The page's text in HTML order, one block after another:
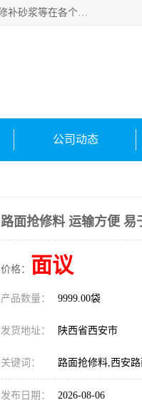
西安伊顿建材有限公司主营产品：CGM高强无收缩灌浆料，建筑结构胶，石材粘合剂，柔性防水材料，环氧修补砂浆等在各个行业得到了客户认可。
公司动态
路面抢修料 运输方便 易
价格： 面议
产品数量： 9999.00袋
发货地址： 陕西省西安市
关键词： 路面抢修料,西安
发布日期： 2026-08-06